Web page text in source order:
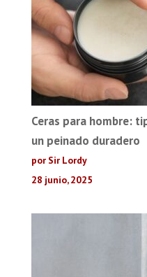
Ceras para hombre:
un peinado duradero
por Sir Lordy
28 junio, 2025